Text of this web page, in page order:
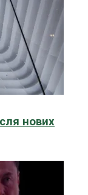
нових